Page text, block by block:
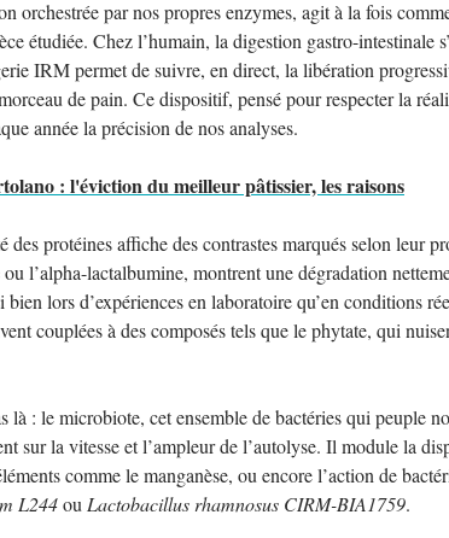
orchestrée par nos propres enzymes, agit à la fois
étudiée. Chez l’humain, la digestion gastro-intestinale
IRM permet de suivre, en direct, la libération
de pain. Ce dispositif, pensé pour respecter la
année la précision de nos analyses.
: l'éviction du meilleur pâtissier, les raisons
protéines affiche des contrastes marqués selon leur
l’alpha-lactalbumine, montrent une dégradation
lors d’expériences en laboratoire qu’en conditions
couplées à des composés tels que le phytate, qui
là : le microbiote, cet ensemble de bactéries qui peuple
sur la vitesse et l’ampleur de l’autolyse. Il module la
comme le manganèse, ou encore l’action de
L244ou Lactobacillus rhamnosus CIRM-BIA1759.